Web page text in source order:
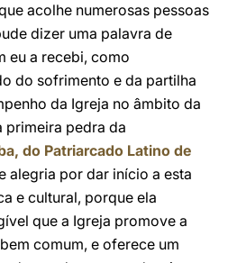
acolhe numerosas pessoas
dizer uma palavra de
eu a recebi, como
do sofrimento e da partilha
da Igreja no âmbito da
primeira pedra da
do Patriarcado Latino de
alegria por dar início a esta
e cultural, porque ela
que a Igreja promove a
comum, e oferece um